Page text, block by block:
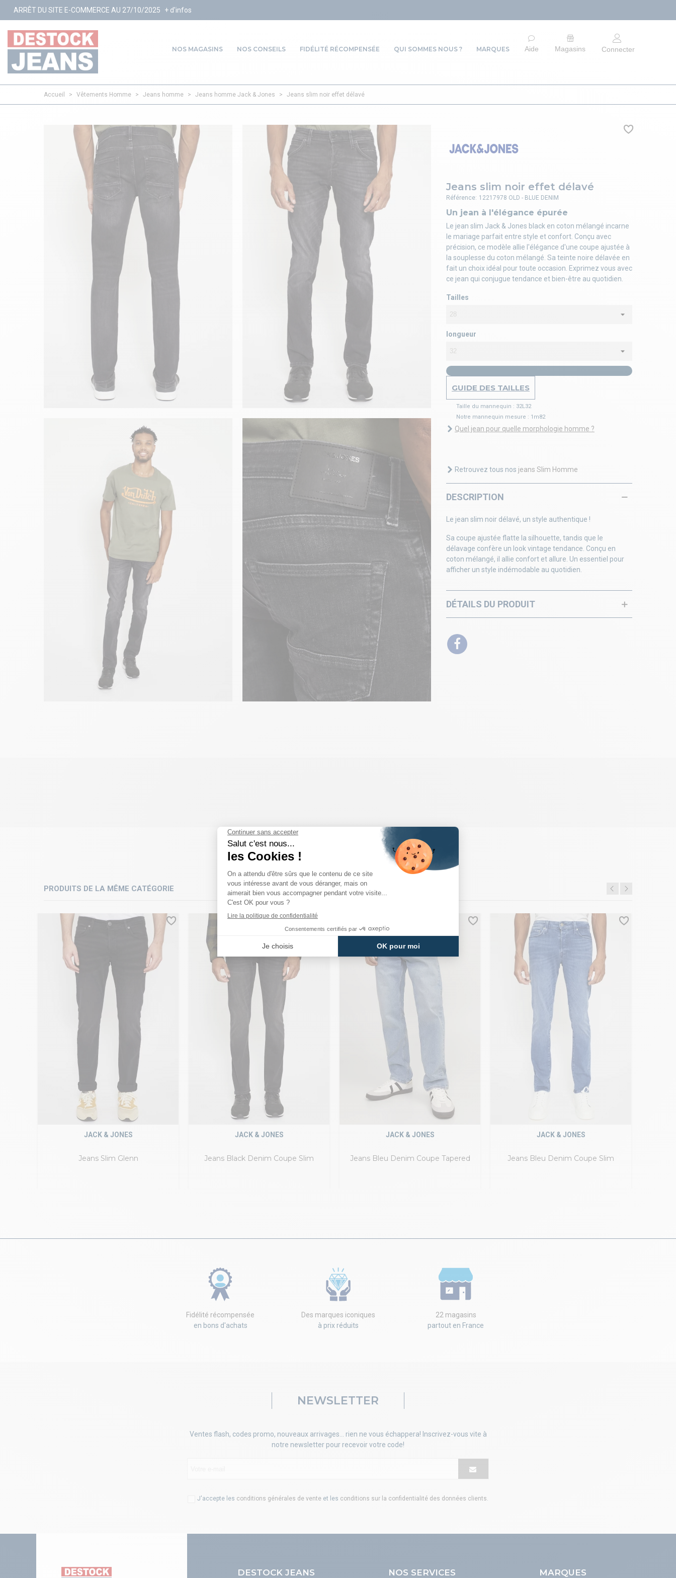
E-COMMERCE AU 27/10/2025 + d'infos
NOS MAGASINS NOS CONSEILS FIDÉLITÉ RÉCOMPENSÉE QUI SOMMES NOUS ? MARQUES Aide Magasins Connecter
Accueil > Vêtements Homme > Jeans homme > Jeans homme Jack & Jones > Jeans slim noir effet délavé
Jeans slim noir effet délavé
Un jean à l'élégance épurée
Le jean slim Jack & Jones black en coton mélangé incarne
le mariage parfait entre style et confort. Conçu avec
précision, ce modèle allie l'élégance d'une coupe ajustée à
la souplesse du coton mélangé. Sa teinte noire délavée en
fait un choix idéal pour toute occasion. Exprimez vous avec
ce jean qui conjugue tendance et bien-être au quotidien.
Tailles
longueur
GUIDE DES TAILLES
Taille du mannequin : 32L32
Notre mannequin mesure : 1m82
Quel jean pour quelle morphologie homme ?
Référence: 12217978 OLD - BLUE DENIM
DESCRIPTION
Le jean slim noir délavé, un style authentique !
Sa coupe ajustée flatte la silhouette, tandis que le
délavage confère un look vintage tendance. Conçu en
coton mélangé, il allie confort et allure. Un essentiel pour
afficher un style indémodable au quotidien.
DÉTAILS DU PRODUIT
Retrouvez tous nos jeans Slim Homme
PRODUITS DE LA MÊME CATÉGORIE
Jeans Slim Glenn
JACK & JONES
Jeans Black Denim Coupe Slim
JACK & JONES
Jeans Bleu Denim Coupe Tapered
JACK & JONES
Jeans Bleu Denim Coupe Slim
JACK & JONES
Fidélité récompensée
en bons d'achats
Des marques iconiques
à prix réduits
22 magasins
partout en France
NEWSLETTER
Ventes flash, codes promo, nouveaux arrivages... rien ne vous échappera! Inscrivez-vous vite à
notre newsletter pour recevoir votre code!
J'accepte les conditions générales de vente et les conditions sur la confidentialité des données clients.
DESTOCK JEANS NOS SERVICES MARQUES